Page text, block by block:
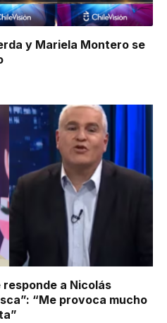
y Mariela Montero se
responde a Nicolás
“Me provoca mucho